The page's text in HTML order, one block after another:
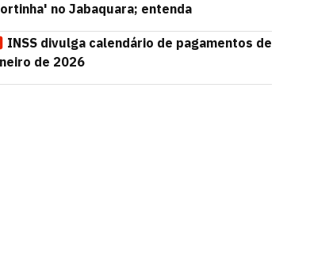
no Jabaquara; entenda
INSS divulga calendário de pagamentos de
de 2026